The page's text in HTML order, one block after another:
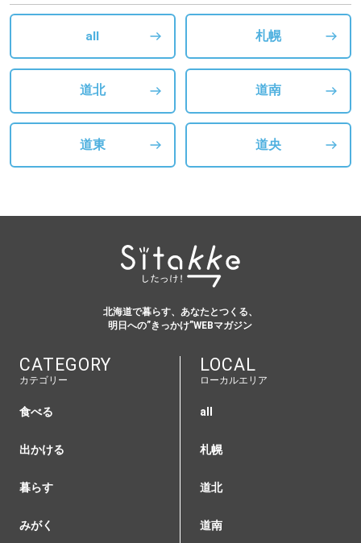
all 札幌
道北 道南
道東 道央
北海道で暮らす、あなたとつくる、
明日への”きっかけ”WEBマガジン
CATEGORY
カテゴリー
食べる
出かける
暮らす
みがく
LOCAL
ローカルエリア
all
札幌
道北
道南